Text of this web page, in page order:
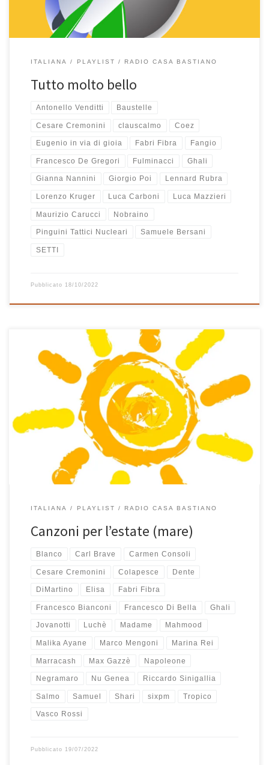
ITALIANA PLAYLIST RADIO CASA BASTIANO
Tutto molto bello
Antonello Venditti Baustelle
Cesare Cremonini clauscalmo Coez
Eugenio in via di gioia Fabri Fibra Fangio
Francesco De Gregori Fulminacci Ghali
Gianna Nannini Giorgio Poi Lennard Rubra
Lorenzo Kruger Luca Carboni Luca Mazzieri
Maurizio Carucci Nobraino
Pinguini Tattici Nucleari Samuele Bersani
SETTI
Pubblicato 18/10/2022
Canzoni per l’estate a gogò! Dopo i cantautori (relax) ecco le hits
che mi fanno venire in mente il mare, il sole, la vacanza, la
piacevolezza di ascoltare musica leggera da classifica su un lettino
in piscina o sdraiato sulla sabbia di una bella spiaggia. Si parte da
Napoli tranquilli […]
ITALIANA PLAYLIST RADIO CASA BASTIANO
Canzoni per l’estate (mare)
Blanco Carl Brave Carmen Consoli
Cesare Cremonini Colapesce Dente
DiMartino Elisa Fabri Fibra
Francesco Bianconi Francesco Di Bella Ghali
Jovanotti Luchè Madame Mahmood
Malika Ayane Marco Mengoni Marina Rei
Marracash Max Gazzè Napoleone
Negramaro Nu Genea Riccardo Sinigallia
Salmo Samuel Shari sixpm Tropico
Vasco Rossi
Pubblicato 19/07/2022